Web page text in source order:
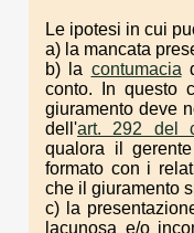
Le ipotesi in cui
a) la mancata
b) la contumacia
conto. In questo
giuramento deve
dell'art. 292 del
qualora il
formato con i
che il giuramento
c) la
lacunosa e/o